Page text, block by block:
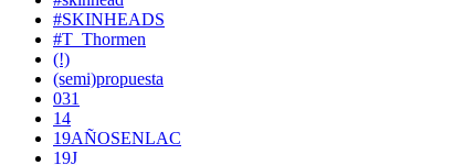
#SKINHEADS
#T_Thormen
(!)
(semi)propuesta
031
14
19AÑOSENLAC
19J